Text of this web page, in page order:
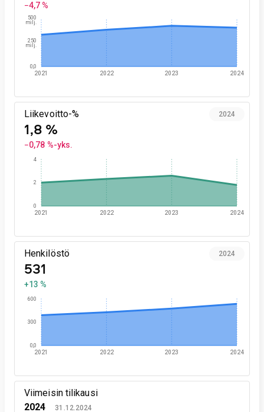
−4,7 %
2021 2022 2023 2024
0,0
250
milj.
500
milj.
Liikevoitto-%
1,8 %
−0,78 %-yks.
2024
2021 2022 2023 2024
0
2
4
Henkilöstö
531
+13 %
2024
2021 2022 2023 2024
0,0
300
600
Viimeisin tilikausi
2024
31.12.2024